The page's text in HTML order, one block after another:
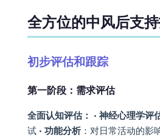
全方位的中风后支
初步评估和跟踪
第一阶段：需求评估
全面认知评估： • 神经心理学评
试 • 功能分析：对日常活动的影